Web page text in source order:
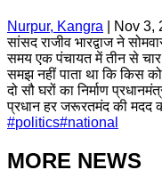
Nurpur, Kangra
Nov 3,
सांसद राजीव भारद्वाज ने
समय एक पंचायत में तीन से
समझ नहीं पाता था कि किस
दो सौ घरों का निर्माण
प्रधान हर जरूरतमंद की मदद
#politics#national
MORE NEWS